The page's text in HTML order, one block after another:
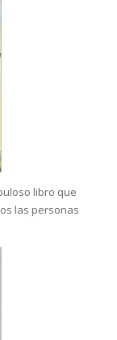
libro que
las personas